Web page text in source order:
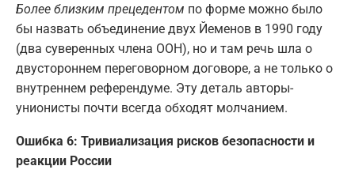
Более близким прецедентом по форме можно было
бы назвать объединение двух Йеменов в 1990 году
(два суверенных члена ООН), но и там речь шла о
двустороннем переговорном договоре, а не только о
внутреннем референдуме. Эту деталь авторы-
унионисты почти всегда обходят молчанием.
Ошибка 6: Тривиализация рисков безопасности и
реакции России